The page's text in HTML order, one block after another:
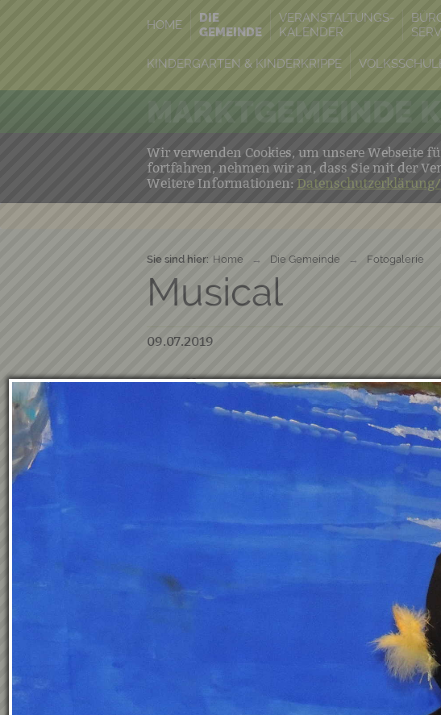
HOME
DIE
GEMEINDE
VERANSTALTUNGS-
KALENDER
KINDERGARTEN & KINDERKRIPPE
MARKTGEMEINDE
Wir verwenden Cookies, um unsere Webseite
fortfahren, nehmen wir an, dass Sie mit der
Weitere Informationen:
Sie sind hier: Home → Die Gemeinde → Fotogalerie
Musical
09.07.2019
95Treffer Seite1von3